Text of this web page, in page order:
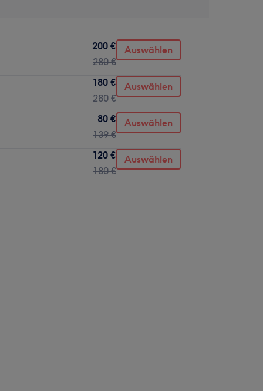
200 €
280 €
Auswählen
180 €
280 €
Auswählen
80 €
139 €
Auswählen
120 €
180 €
Auswählen